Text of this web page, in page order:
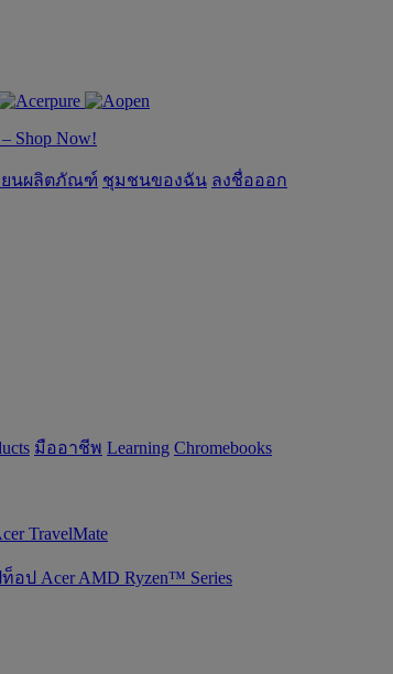
– Shop Now!
ยนผลิตภัณฑ์ ชุมชนของฉัน ลงชื่อออก
มืออาชีพ ‌Learning Chromebooks
TravelMate
อป Acer AMD Ryzen™ Series